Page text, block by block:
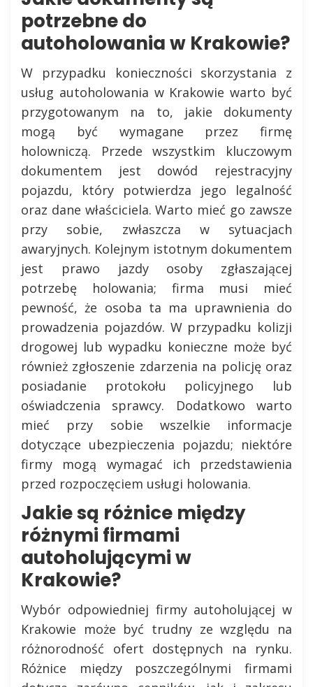
potrzebne do
autoholowania w Krakowie?
W przypadku konieczności skorzystania z
usług autoholowania w Krakowie warto być
przygotowanym na to, jakie dokumenty
mogą być wymagane przez firmę
holowniczą. Przede wszystkim kluczowym
dokumentem jest dowód rejestracyjny
pojazdu, który potwierdza jego legalność
oraz dane właściciela. Warto mieć go zawsze
przy sobie, zwłaszcza w sytuacjach
awaryjnych. Kolejnym istotnym dokumentem
jest prawo jazdy osoby zgłaszającej
potrzebę holowania; firma musi mieć
pewność, że osoba ta ma uprawnienia do
prowadzenia pojazdów. W przypadku kolizji
drogowej lub wypadku konieczne może być
również zgłoszenie zdarzenia na policję oraz
posiadanie protokołu policyjnego lub
oświadczenia sprawcy. Dodatkowo warto
mieć przy sobie wszelkie informacje
dotyczące ubezpieczenia pojazdu; niektóre
firmy mogą wymagać ich przedstawienia
przed rozpoczęciem usługi holowania.
Jakie są różnice między
różnymi firmami
autoholującymi w
Krakowie?
Wybór odpowiedniej firmy autoholującej w
Krakowie może być trudny ze względu na
różnorodność ofert dostępnych na rynku.
Różnice między poszczególnymi firmami